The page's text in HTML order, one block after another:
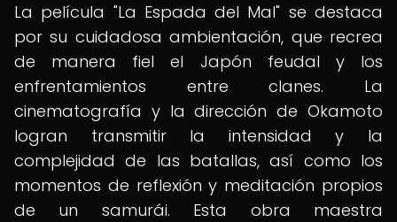
La película "La Espada del Mal" se destaca
por su cuidadosa ambientación, que recrea
de manera fiel el Japón feudal y los
enfrentamientos entre clanes. La
cinematografía y la dirección de Okamoto
logran transmitir la intensidad y la
complejidad de las batallas, así como los
momentos de reflexión y meditación propios
de un samurái. Esta obra maestra